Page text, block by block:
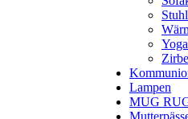
Lampen
MUG